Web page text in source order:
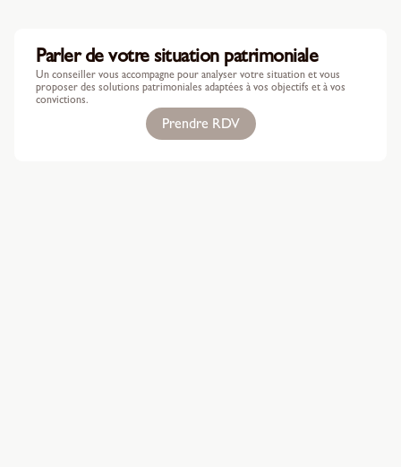
Parler de votre situation patrimoniale
Un conseiller vous accompagne pour analyser votre situation et vous
proposer des solutions patrimoniales adaptées à vos objectifs et à vos
convictions.
Prendre RDV